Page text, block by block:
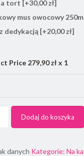
tort [+30,00 zł]
mus owocowy
dedykacją [+20,00 zł]
Price 279,90zł x 1
Dodaj do koszyka
danych Kategorie: Na